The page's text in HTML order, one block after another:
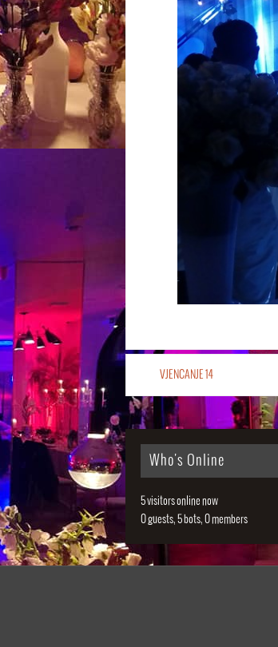
VJENCANJE 14
Who's Online
5 visitors online now
0 guests, 5 bots, 0 members